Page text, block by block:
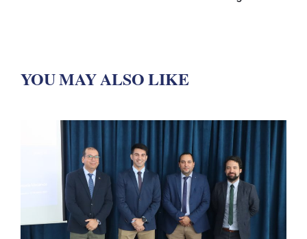
YOU MAY ALSO LIKE